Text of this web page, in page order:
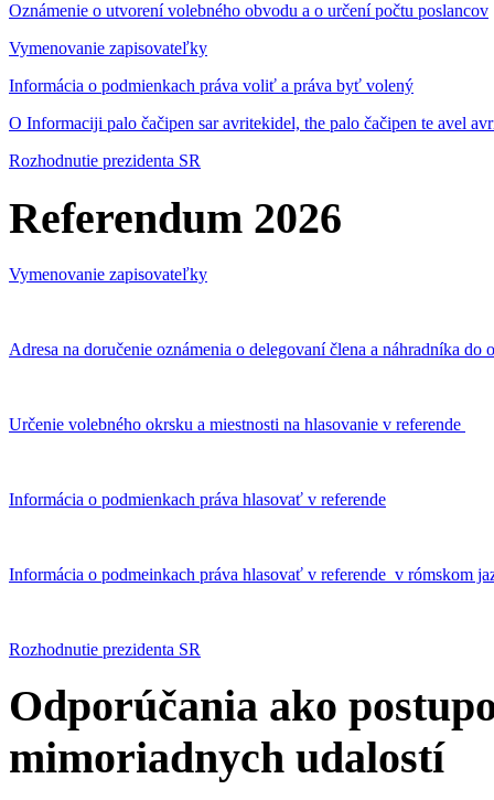
Oznámenie o utvorení volebného obvodu a o určení počtu poslancov
Vymenovanie zapisovateľky
Informácia o podmienkach práva voliť a práva byť volený
O Informaciji palo čačipen sar avritekidel, the palo čačipen te avel
Rozhodnutie prezidenta SR
Referendum 2026
Vymenovanie zapisovateľky
Adresa na doručenie oznámenia o delegovaní člena a náhradníka
Určenie volebného okrsku a miestnosti na hlasovanie v referende
Informácia o podmienkach práva hlasovať v referende
Informácia o podmeinkach práva hlasovať v referende v rómskom
Rozhodnutie prezidenta SR
Odporúčania ako
mimoriadnych udalostí